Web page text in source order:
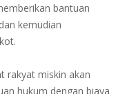
bantuan
kemudian
rakyat miskin akan
hukum dengan biaya